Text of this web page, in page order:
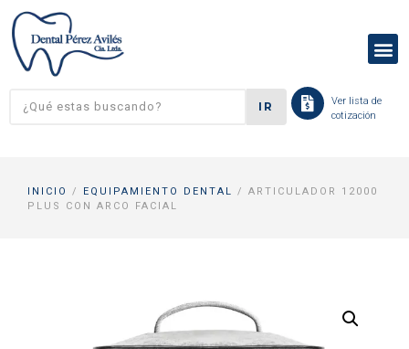
IR
Ver lista de
cotización
INICIO / EQUIPAMIENTO DENTAL / ARTICULADOR 12000
PLUS CON ARCO FACIAL